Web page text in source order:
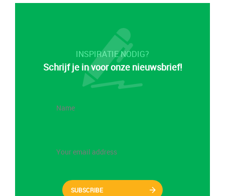
INSPIRATIE NODIG?
Schrijf je in voor onze nieuwsbrief!
SUBSCRIBE